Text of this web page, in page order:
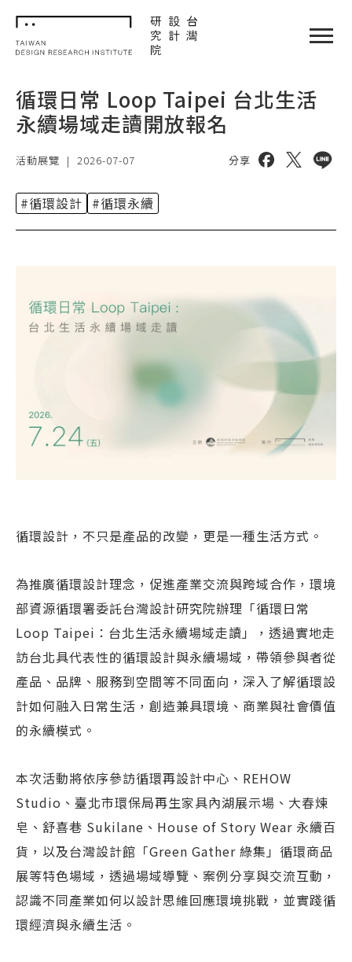
TDRI
單
循環日常 Loop Taipei 台北生活
永續場域走讀開放報名
活動展覽 | 2026-07-07 分享 分享到分享到
分享
#循環設計 #循環永續
循環設計，不只是產品的改變，更是一種生活方式。
為推廣循環設計理念，促進產業交流與跨域合作，環境
部資源循環署委託台灣設計研究院辦理「循環日常
Loop Taipei：台北生活永續場域走讀」，透過實地走
訪台北具代表性的循環設計與永續場域，帶領參與者從
產品、品牌、服務到空間等不同面向，深入了解循環設
計如何融入日常生活，創造兼具環境、商業與社會價值
的永續模式。
本次活動將依序參訪循環再設計中心、REHOW
Studio、臺北市環保局再生家具內湖展示場、大春煉
皂、舒喜巷 Sukilane、House of Story Wear 永續百
貨，以及台灣設計館「Green Gather 綠集」循環商品
展等特色場域，透過場域導覽、案例分享與交流互動，
認識不同產業如何以設計思維回應環境挑戰，並實踐循
環經濟與永續生活。